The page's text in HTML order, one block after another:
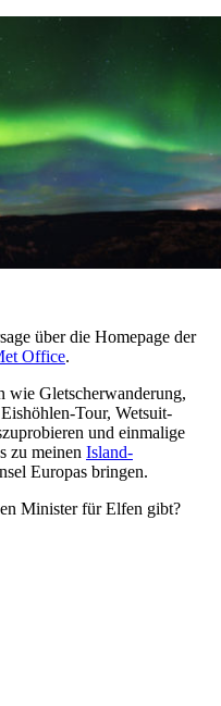
über die Homepage der
Office.
wie Gletscherwanderung,
Tour, Wetsuit-
und einmalige
zu meinen Island-
Europas bringen.
Minister für Elfen gibt?